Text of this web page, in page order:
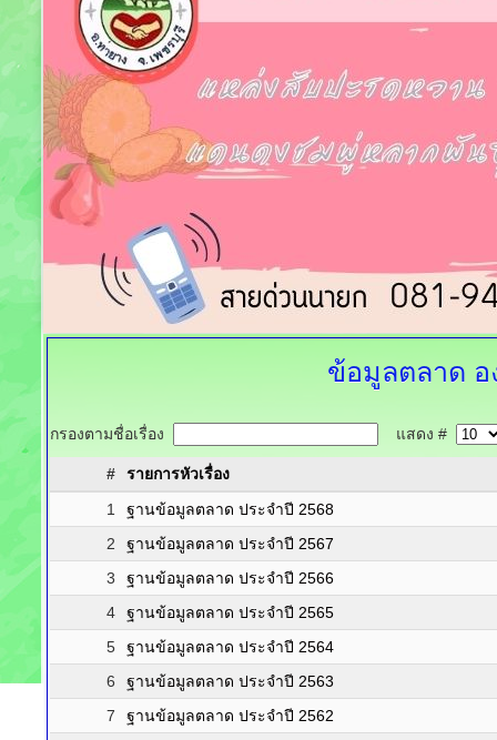
ข้อมูลตลาด
กรองตามชื่อเรื่อง แสดง #
#
รายการหัวเรื่อง
1
ฐานข้อมูลตลาด ประจำปี 2568
2
ฐานข้อมูลตลาด ประจำปี 2567
3
ฐานข้อมูลตลาด ประจำปี 2566
4
ฐานข้อมูลตลาด ประจำปี 2565
5
ฐานข้อมูลตลาด ประจำปี 2564
6
ฐานข้อมูลตลาด ประจำปี 2563
7
ฐานข้อมูลตลาด ประจำปี 2562